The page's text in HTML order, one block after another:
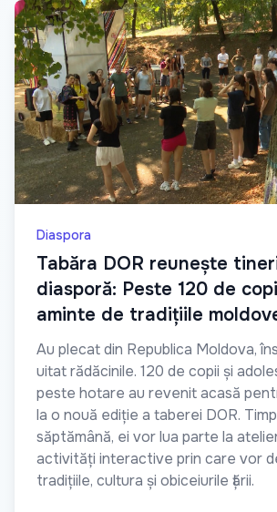
Diaspora
Tabăra DOR reunește
diasporă: Peste 120 de
aminte de tradițiile
Au plecat din Republica Moldova,
uitat rădăcinile. 120 de copii și
peste hotare au revenit acasă
la o nouă ediție a taberei DOR.
săptămână, ei vor lua parte la
activități interactive prin care vor
tradițiile, cultura și obiceiurile țării.